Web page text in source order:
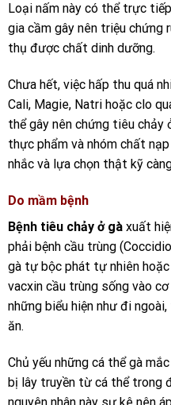
Loại nấm này có thể trực
gia cầm gây nên triệu chứng
thụ được chất dinh dưỡng.
Chưa hết, việc hấp thu quá
Cali, Magie, Natri hoặc clo
thể gây nên chứng tiêu chảy
thực phẩm và nhóm chất
nhắc và lựa chọn thật kỹ
Do mầm bệnh
Bệnh tiêu chảy ở gà xuất
phải bệnh cầu trùng
gà tự bộc phát tự nhiên
vacxin cầu trùng sống vào
những biểu hiện như đi
ăn.
Chủ yếu những cá thể gà
bị lây truyền từ cá thể trong
nguyên nhân này sư kê nên